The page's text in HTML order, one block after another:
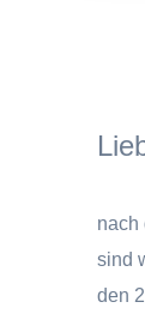
nach
sind
den